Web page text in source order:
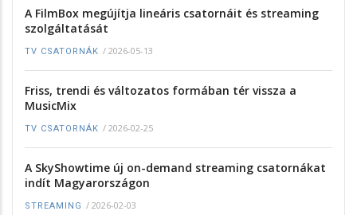
A FilmBox megújítja lineáris csatornáit és streaming
szolgáltatását
TV CSATORNÁK / 2026-05-13
Friss, trendi és változatos formában tér vissza a
MusicMix
TV CSATORNÁK / 2026-02-25
A SkyShowtime új on-demand streaming csatornákat
indít Magyarországon
STREAMING / 2026-02-03